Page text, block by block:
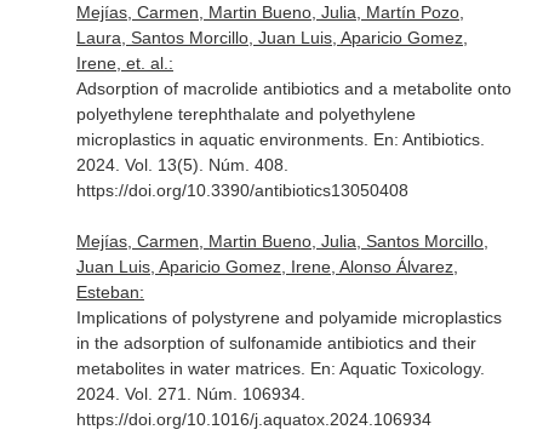
Mejías, Carmen, Martin Bueno, Julia, Martín Pozo,
Laura, Santos Morcillo, Juan Luis, Aparicio Gomez,
Irene, et. al.:
Adsorption of macrolide antibiotics and a metabolite onto
polyethylene terephthalate and polyethylene
microplastics in aquatic environments. En: Antibiotics.
2024. Vol. 13(5). Núm. 408.
https://doi.org/10.3390/antibiotics13050408
Mejías, Carmen, Martin Bueno, Julia, Santos Morcillo,
Juan Luis, Aparicio Gomez, Irene, Alonso Álvarez,
Esteban:
Implications of polystyrene and polyamide microplastics
in the adsorption of sulfonamide antibiotics and their
metabolites in water matrices. En: Aquatic Toxicology.
2024. Vol. 271. Núm. 106934.
https://doi.org/10.1016/j.aquatox.2024.106934